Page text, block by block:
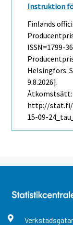
Instruktion
Finlands
ISSN=1799-
Helsingfors:
9.8.2026].
Åtkomstsätt:
http://stat.fi/
15-09-